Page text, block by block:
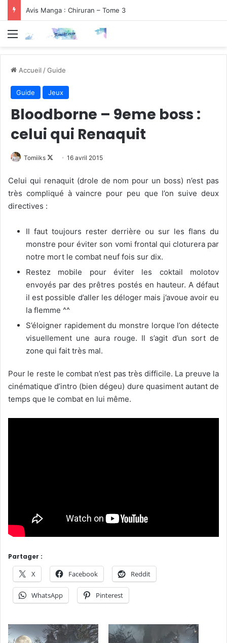
Avis Manga : Chiruran – Tome 3
Menu
Accueil /Guide
Guide Jeux
Bloodborne – 9eme boss :
celui qui Renaquit
Tomiiks
Follow
X
16 avril 2015
Celui qui renaquit (drole de nom pour un boss) n’est pas
très compliqué à vaincre pour peu que l’on suive deux
directives :
Il faut toujours rester derrière ou sur les flans du
monstre pour éviter son vomi frontal qui cloturera par
notre mort le combat neuf fois sur dix.
Restez mobile pour éviter les coktail molotov
envoyés par des prêtres postés en hauteur. A défaut
il est possible d’aller les déloger mais j’avoue avoir eu
la flemme ^^
S’éloigner rapidement du monstre lorque l’on détecte
visuellement une aura rouge. Il s’agit d’un sort de
zone qui fait très mal.
Pour le reste le combat n’est pas très difficile. La preuve la
cinématique d’intro (bien dégeu) dure quasiment autant de
temps que le combat en lui même.
Partager :
X Facebook Reddit
WhatsApp Pinterest